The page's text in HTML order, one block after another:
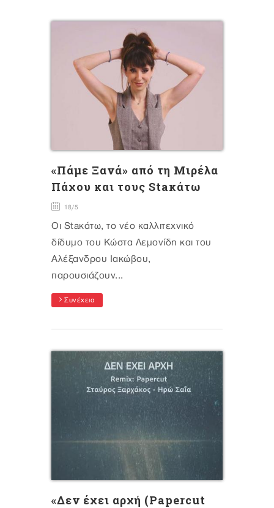
«Πάμε Ξανά» από τη Μιρέλα
Πάχου και τους Staκάτω
18/5
Οι Staκάτω, το νέο καλλιτεχνικό
δίδυμο του Κώστα Λεμονίδη και του
Αλέξανδρου Ιακώβου,
παρουσιάζουν...
Συνέχεια
«Δεν έχει αρχή (Papercut